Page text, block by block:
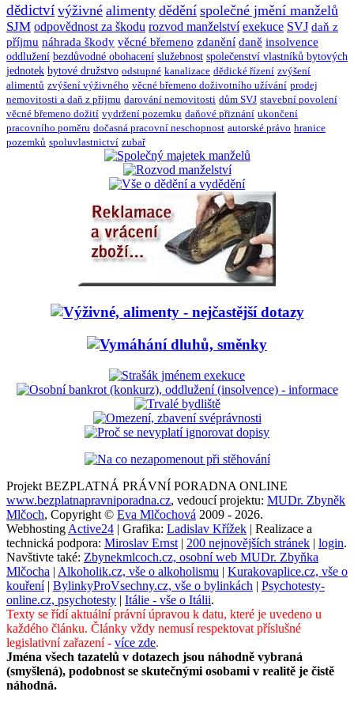
dědictví výživné alimenty dědění společné jmění manželů
SJM odpovědnost za škodu rozvod manželství exekuce SVJ daň z
příjmu náhrada škody věcné břemeno zdanění daně insolvence
oddlužení bezdůvodné obohacení služebnost společenství vlastníků bytových
jednotek bytové družstvo odstupné kanalizace dědické řízení zvýšení
alimentů zvýšení výživného věcné břemeno doživotního užívání prodej
nemovitosti a daň z příjmu darování nemovitosti dům SVJ stavební povolení
věcné břemeno dožití vydržení pozemku daňové přiznání ukončení
pracovního poměru dočasná pracovní neschopnost autorské právo hranice
pozemků spoluvlastnictví zubař
Projekt BEZPLATNÁ PRÁVNÍ PORADNA ONLINE
www.bezplatnapravniporadna.cz, vedoucí projektu: MUDr. Zbyněk
Mlčoch, Copyright © Eva Mlčochová 2009 - 2026.
Webhosting Active24 | Grafika: Ladislav Křížek | Realizace a
technická podpora: Miroslav Ernst | 200 nejnovějších stránek | login.
Navštivte také: Zbynekmlcoch.cz, osobní web MUDr. Zbyňka
Mlčocha | Alkoholik.cz, vše o alkoholismu | Kurakovaplice.cz, vše o
kouření| BylinkyProVsechny.cz, vše o bylinkách | Psychotesty-
online.cz, psychotesty | Itálie - vše o Itálii.
Texty se řídí aktuální právní úpravou k datu, které je uvedeno u
každého článku. Články vždy nemusí respektovat příslušné
legislativní zařazení - více zde.
Jména všech tazatelů v dotazech jsou náhodně vybraná
(smyšlená), podobnost se skutečnými osobami v realitě je čistě
náhodná.